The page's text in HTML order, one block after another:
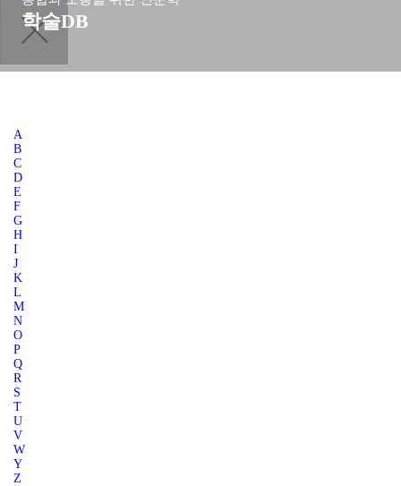
학술DB
A
B
C
D
E
F
G
H
I
J
K
L
M
N
O
P
Q
R
S
T
U
V
W
Y
Z